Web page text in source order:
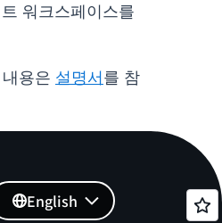
워크스페이스를
용은 설명서 를 참
English